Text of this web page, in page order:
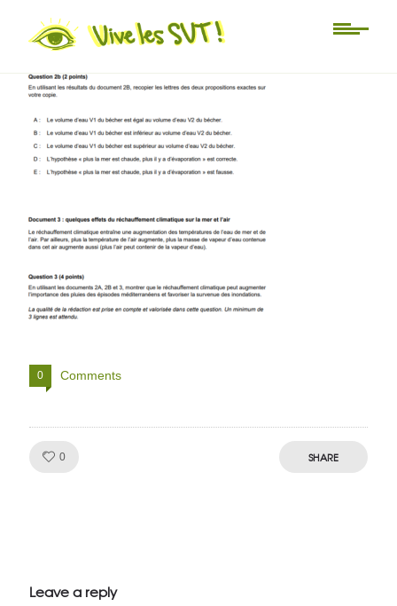
4 svt
0 Comments
0 SHARE
Leave a reply